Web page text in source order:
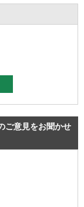
ご意見をお聞かせ